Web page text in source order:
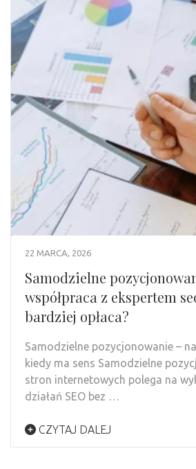
22 MARCA, 2026
Samodzielne
współpraca z ekspertem
bardziej opłaca?
Samodzielne pozycjonowanie –
kiedy ma sens Samodzielne
stron internetowych polega na
działań SEO bez …
CZYTAJ DALEJ